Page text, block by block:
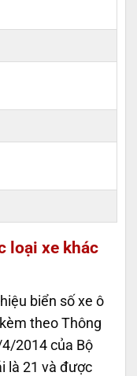
loại xe khác
biển số xe ô
theo Thông
2014 của Bộ
là 21 và được